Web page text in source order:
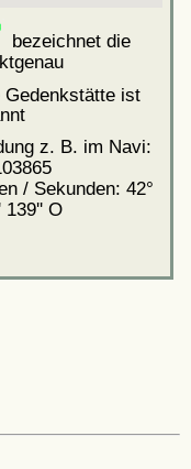
bezeichnet die
Gedenkstätte ist
z. B. im Navi:
/ Sekunden: 42°
O